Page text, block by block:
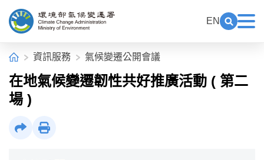
EN
首頁資訊服務 氣候變遷公開會議
在地氣候變遷韌性共好推廣活動 ( 第二
場 )